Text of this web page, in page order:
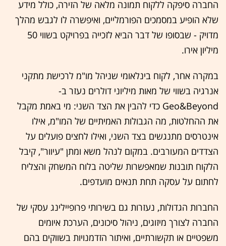
החברה סיפקה ללקוח תמונה מלאה של הזירה, כולל מידע
שלא הופיע במסמכים הפורמליים, ואיפשרה לו לגבש מהלך
מדויק - שבסופו של דבר הביא לזכייה בפרויקט בשווי 50
מיליון אירו.
במקרה אחר, לקוח בינלאומי שניהל מו"מ לרכישת מתקני
אנרגיה בשווי של מאות מיליוני דולרים נעזר ב-
Geo&Beyond כדי להבין את הצד השני: מי באמת מקבל
את ההחלטות, מה הגבולות האמיתיים של המו"מ, אילו
אינטרסים מתנגשים בצד השני, ואילו לחצים פועלים על
הצדדים המעורבים. במקום לנהל משא ומתן "עיוור", קיבל
הלקוח תובנות שמאפשרות שליטה בלוח המשחק והצליח
לחתום על עסקה תחת תנאים מועדפים.
החברות הגדולות, נעזרות גם בשירותי פרופיילינג עסקי של
החברה לצורך מיזוגים, ניהול סיכונים, הערכת איומים
משפטיים או תקשורתיים, ואיתור הזדמנויות בשווקים בהם